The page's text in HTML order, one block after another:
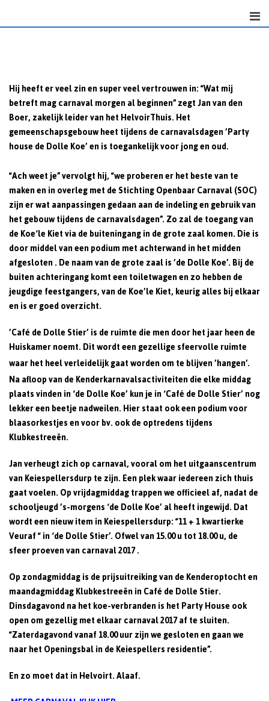
Hij heeft er veel zin en super veel vertrouwen in: “Wat mij
betreft mag carnaval morgen al beginnen” zegt Jan van den
Boer, zakelijk leider van het HelvoirThuis. Het
gemeenschapsgebouw heet tijdens de carnavalsdagen’Party
house de Dolle Koe’en is toegankelijk voor jong en oud.
“Ach weet je” vervolgt hij, “we proberen er het beste van te
maken en in overleg met de Stichting Openbaar Carnaval (SOC)
zijn er wat aanpassingen gedaan aan de indeling en gebruik van
het gebouw tijdens de carnavalsdagen”. Zo zal de toegang van
de Koe‘le Kiet via de buiteningang in de grote zaal komen. Die is
door middel van een podium met achterwand in het midden
afgesloten . De naam van de grote zaal is ’de Dolle Koe’. Bij de
buiten achteringang komt een toiletwagen en zo hebben de
jeugdige feestgangers, van de Koe’le Kiet, keurig alles bij elkaar
en is er goed overzicht.
’Café de Dolle Stier’is de ruimte die men door het jaar heen de
Huiskamer noemt. Dit wordt een gezellige sfeervolle ruimte
waar het heelverleidelijk gaat worden om te blijven ’hangen’.
Na afloop van de Kenderkarnavalsactiviteiten die elke middag
plaats vinden in ‘de Dolle Koe’ kun je in ‘Café de Dolle Stier’ nog
lekker een beetje nadweilen. Hier staat ook een podium voor
blaasorkestjes en voor bv. ook de optredens tijdens
Klubkestreeën.
Jan verheugt zich op carnaval, vooral om het uitgaanscentrum
van Keiespellersdurp te zijn. Een plek waar iedereen zich thuis
gaat voelen. Op vrijdagmiddag trappen we officieel af, nadat de
schooljeugd ’s-morgens ‘de Dolle Koe’ al heeft ingewijd. Dat
wordt een nieuw item in Keiespellersdurp:“11 + 1 kwartierke
Veuraf “in ‘de Dolle Stier’. Ofwel van 15.00 u tot 18.00 u, de
sfeer proeven van carnaval 2017 .
Op zondagmiddag is de prijsuitreiking van de Kenderoptocht en
maandagmiddag Klubkestreeën in Café de Dolle Stier.
Dinsdagavond na het koe-verbranden is het Party House ook
open om gezellig met elkaar carnaval 2017 af te sluiten.
“Zaterdagavond vanaf 18.00 uur zijn we gesloten en gaan we
naar hetOpeningsbal in de Keiespellers residentie”.
En zo moet dat in Helvoirt. Alaaf.